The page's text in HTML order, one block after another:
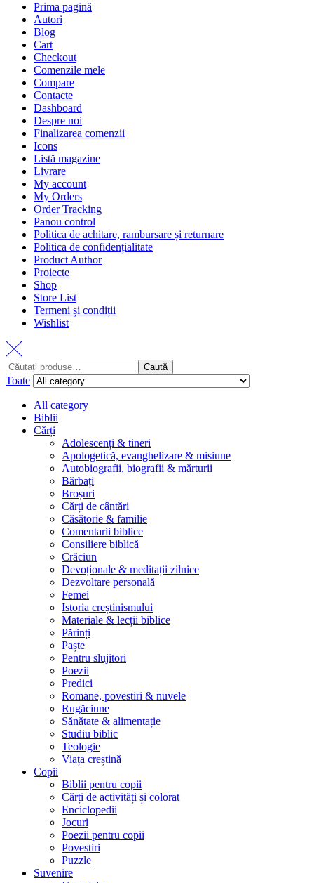
Prima pagină
Autori
Blog
Cart
Checkout
Comenzile mele
Compare
Contacte
Dashboard
Despre noi
Finalizarea comenzii
Icons
Listă magazine
Livrare
My account
My Orders
Order Tracking
Panou control
Politica de achitare, rambursare și returnare
Politica de confidențialitate
Product Author
Proiecte
Shop
Store List
Termeni și condiții
Wishlist
Search
for:
Caută
Toate
All category
Biblii
Cărți
Adolescenți & tineri
Apologetică, evanghelizare & misiune
Autobiografii, biografii & mărturii
Bărbați
Broșuri
Cărți de cântări
Căsătorie & familie
Comentarii biblice
Consiliere biblică
Crăciun
Devoționale & meditații zilnice
Dezvoltare personală
Femei
Istoria creștinismului
Materiale & lecții biblice
Părinți
Paște
Pentru slujitori
Poezii
Predici
Romane, povestiri & nuvele
Rugăciune
Sănătate & alimentație
Studiu biblic
Teologie
Viața creștină
Copii
Biblii pentru copii
Cărți de activități și colorat
Enciclopedii
Jocuri
Poezii pentru copii
Povestiri
Puzzle
Suvenire